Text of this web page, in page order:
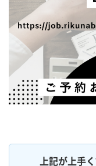
上記が上手